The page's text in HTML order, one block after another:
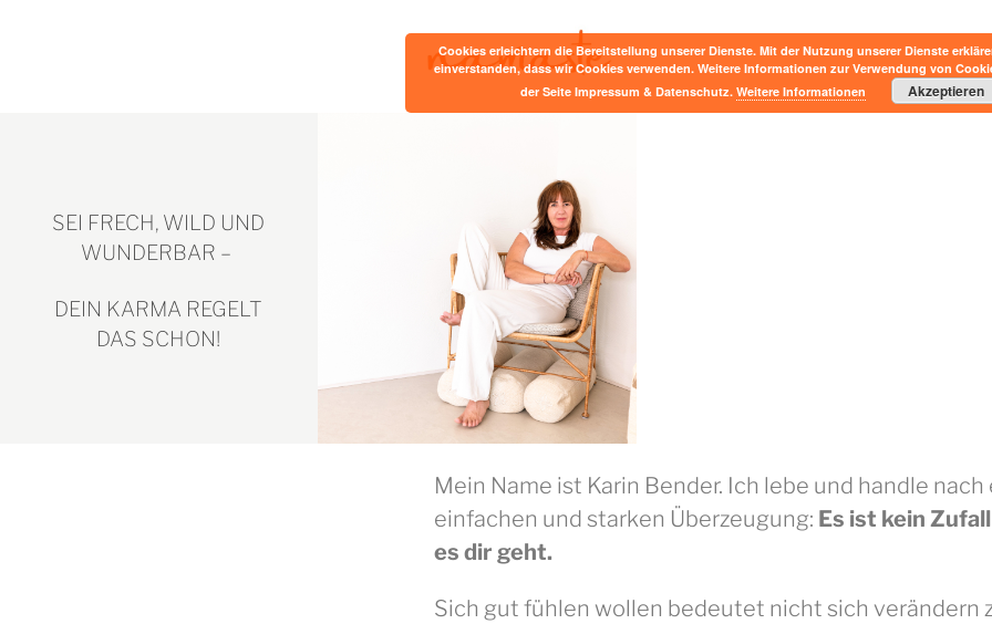
SEI FRECH, WILD UND
WUNDERBAR –
DEIN KARMA REGELT
DAS SCHON!
Mein Name ist Karin Bender. Ich lebe und handle nach
einfachen und starken Überzeugung: Es ist kein
es dir geht.
Sich gut fühlen wollen bedeutet nicht sich verändern
Cookies erleichtern die Bereitstellung unserer Dienste. Mit der Nutzung unserer Dienste
einverstanden, dass wir Cookies verwenden. Weitere Informationen zur Verwendung von
der Seite Impressum & Datenschutz. Weitere Informationen Akzeptieren